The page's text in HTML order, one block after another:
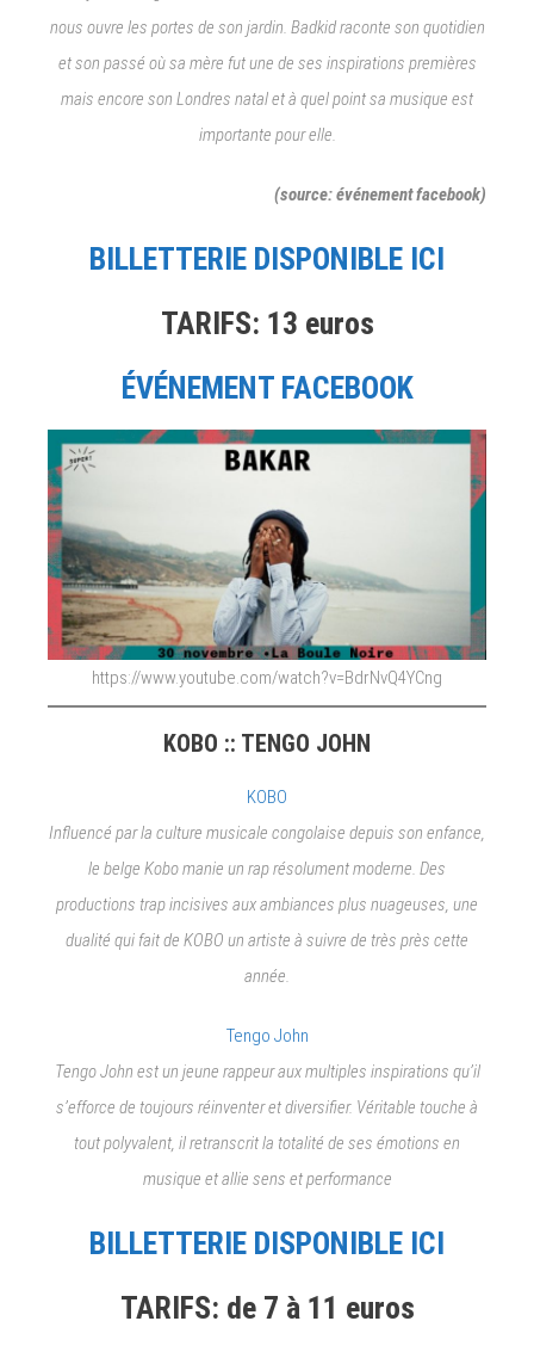
nous ouvre les portes de son jardin. Badkid raconte son quotidien
et son passé où sa mère fut une de ses inspirations premières
mais encore son Londres natal et à quel point sa musique est
importante pour elle.
(source: événement facebook)
BILLETTERIE DISPONIBLE ICI
TARIFS: 13 euros
ÉVÉNEMENT FACEBOOK
https://www.youtube.com/watch?v=BdrNvQ4YCng
KOBO :: TENGO JOHN
KOBO
Influencé par la culture musicale congolaise depuis son enfance,
le belge Kobo manie un rap résolument moderne. Des
productions trap incisives aux ambiances plus nuageuses, une
dualité qui fait de KOBO un artiste à suivre de très près cette
année.
Tengo John
Tengo John est un jeune rappeur aux multiples inspirations qu’il
s’efforce de toujours réinventer et diversifier. Véritable touche à
tout polyvalent, il retranscrit la totalité de ses émotions en
musique et allie sens et performance
BILLETTERIE DISPONIBLE ICI
TARIFS: de 7 à 11 euros